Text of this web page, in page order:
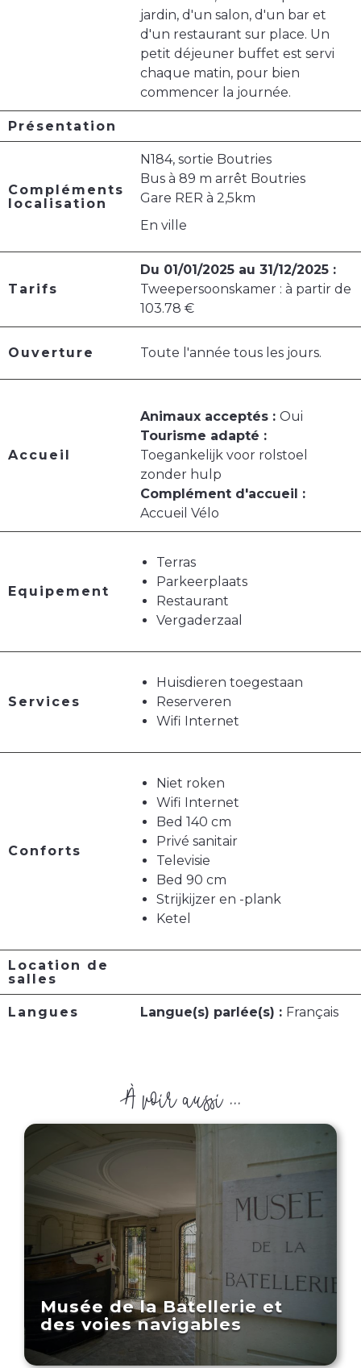
jardin, d'un salon, d'un bar et
d'un restaurant sur place. Un
petit déjeuner buffet est servi
chaque matin, pour bien
commencer la journée.
Présentation
Compléments
localisation
N184, sortie Boutries
Bus à 89 m arrêt Boutries
Gare RER à 2,5km
En ville
Tarifs
Du 01/01/2025 au 31/12/2025 :
Tweepersoonskamer : à partir de
103.78 €
Ouverture Toute l'année tous les jours.
Accueil
Animaux acceptés : Oui
Tourisme adapté :
Toegankelijk voor rolstoel
zonder hulp
Complément d'accueil :
Accueil Vélo
Equipement
Terras
Parkeerplaats
Restaurant
Vergaderzaal
Services
Huisdieren toegestaan
Reserveren
Wifi Internet
Conforts
Niet roken
Wifi Internet
Bed 140 cm
Privé sanitair
Televisie
Bed 90 cm
Strijkijzer en -plank
Ketel
Location de
salles
Langues Langue(s) parlée(s) : Français
À voir aussi ...
Musée de la Batellerie et
des voies navigables